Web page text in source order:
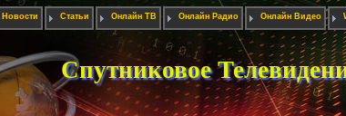
Новости Статьи Онлайн ТВ Онлайн Радио Онлайн Видео
Спутниковое